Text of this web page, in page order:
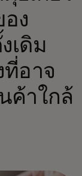
ง
เดิม
ที่อาจ
ค้าใกล้